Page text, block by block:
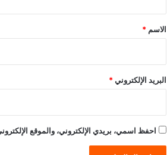
*
الاسم *
البريد الإلكتروني*
احفظ اسمي، بريدي الإلكتروني، والموقع